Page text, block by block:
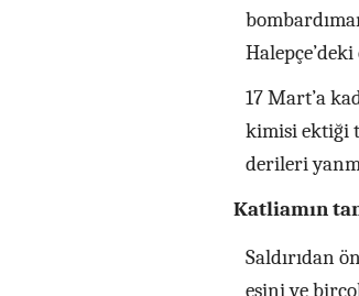
17 Mart’a
kimisi ektiği
derileri
Katliamın
Saldırıdan
eşini ve